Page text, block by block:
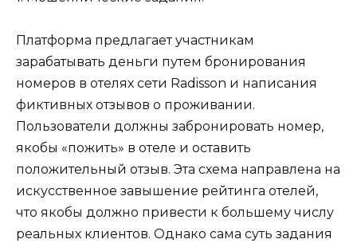
Платформа предлагает участникам
зарабатывать деньги путем бронирования
номеров в отелях сети Radisson и написания
фиктивных отзывов о проживании.
Пользователи должны забронировать номер,
якобы «пожить» в отеле и оставить
положительный отзыв. Эта схема направлена на
искусственное завышение рейтинга отелей,
что якобы должно привести к большему числу
реальных клиентов. Однако сама суть задания